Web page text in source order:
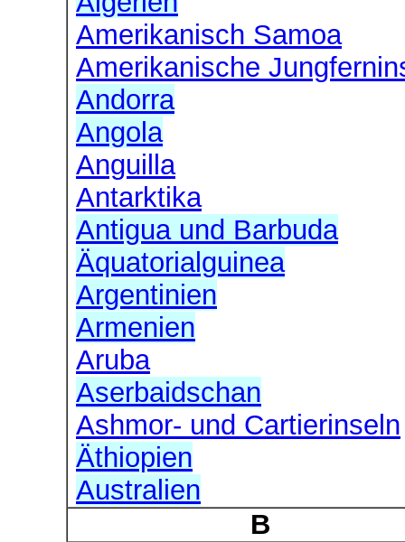
Amerikanisch Samoa
Amerikanische
Andorra
Angola
Anguilla
Antarktika
Antigua und Barbuda
Äquatorialguinea
Argentinien
Armenien
Aruba
Aserbaidschan
Ashmor- und Cartierinseln
Äthiopien
Australien
B